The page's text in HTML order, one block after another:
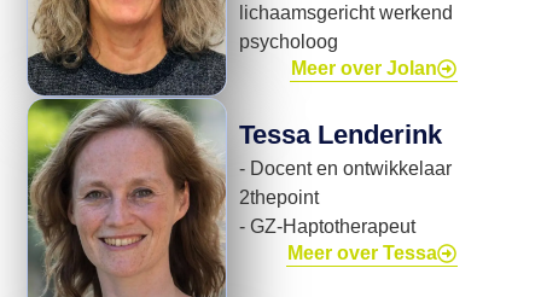
lichaamsgericht werkend
psycholoog
Meer over Jolan
Tessa Lenderink
- Docent en ontwikkelaar
2thepoint
- GZ-Haptotherapeut
Meer over Tessa